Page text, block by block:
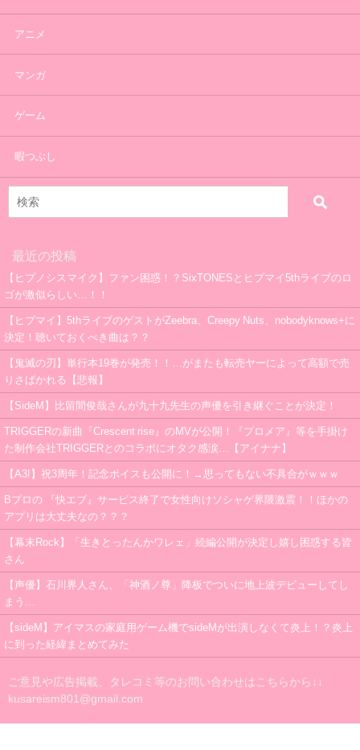
アニメ
マンガ
ゲーム
暇つぶし
最近の投稿
【ヒプノシスマイク】ファン困惑！？SixTONESとヒプマイ5thライブのロ
ゴが激似らしい…！！
【ヒプマイ】5thライブのゲストがZeebra、Creepy Nuts、nobodyknows+に
決定！聴いておくべき曲は？？
【鬼滅の刃】単行本19巻が発売！！…がまたも転売ヤーによって高額で売
りさばかれる【悲報】
【SideM】比留間俊哉さんが九十九先生の声優を引き継ぐことが決定！
TRIGGERの新曲『Crescent rise』のMVが公開！『プロメア』等を手掛け
た制作会社TRIGGERとのコラボにオタク感涙…【アイナナ】
【A3!】祝3周年！記念ボイスも公開に！→思ってもない不具合がｗｗｗ
Bプロの 『快エブ』サービス終了で女性向けソシャゲ界隈激震！！ほかの
アプリは大丈夫なの？？？
【幕末Rock】「生きとったんかワレェ」続編公開が決定し嬉し困惑する皆
さん
【声優】石川界人さん、「神酒ノ尊」降板でついに地上波デビューしてし
まう…
【sideM】アイマスの家庭用ゲーム機でsideMが出演しなくて炎上！？炎上
に到った経緯まとめてみた
ご意見や広告掲載、タレコミ等のお問い合わせはこちらから↓↓
kusareism801@gmail.com